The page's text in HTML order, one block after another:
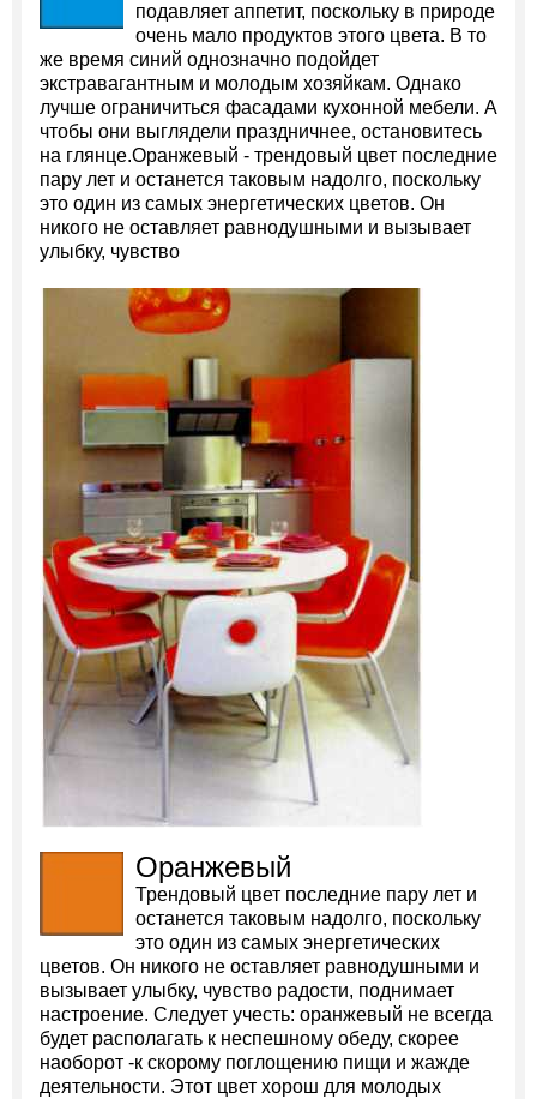
подавляет аппетит, поскольку в природе
очень мало продуктов этого цвета. В то
же время синий однозначно подойдет
экстравагантным и молодым хозяйкам. Однако
лучше ограничиться фасадами кухонной мебели. А
чтобы они выглядели праздничнее, остановитесь
на глянце.Оранжевый - трендовый цвет последние
пару лет и останется таковым надолго, поскольку
это один из самых энергетических цветов. Он
никого не оставляет равнодушными и вызывает
улыбку, чувство
Оранжевый
Трендовый цвет последние пару лет и
останется таковым надолго, поскольку
это один из самых энергетических
цветов. Он никого не оставляет равнодушными и
вызывает улыбку, чувство радости, поднимает
настроение. Следует учесть: оранжевый не всегда
будет располагать к неспешному обеду, скорее
наоборот -к скорому поглощению пищи и жажде
деятельности. Этот цвет хорош для молодых